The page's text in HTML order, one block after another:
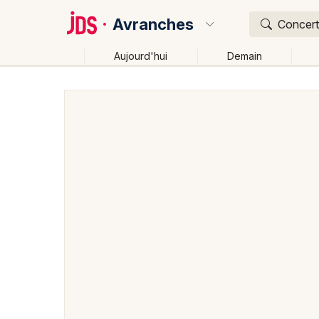
Avranches
Aujourd'hui Demain